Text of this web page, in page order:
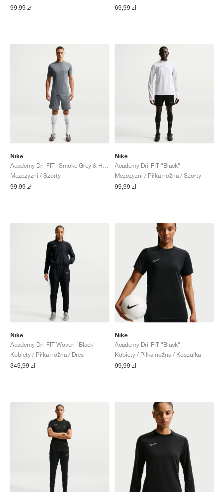
99,99 zł
69,99 zł
Nike
Mezczyzni / Szorty
99,99 zł
Nike
Academy Dri-FIT "Black"
Mezczyzni / Piłka nożna / Szorty
99,99 zł
Nike
Academy Dri-FIT Woven "Black"
Kobiety / Piłka nożna / Dres
349,99 zł
Nike
Academy Dri-FIT "Black"
Kobiety / Piłka nożna / Koszulka
99,99 zł